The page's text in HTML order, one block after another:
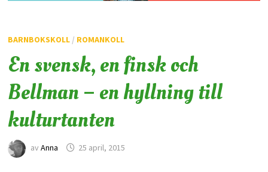
BARNBOKSKOLL/ ROMANKOLL
En svensk, en finsk och
Bellman – en hyllning till
kulturtanten
av Anna 25 april, 2015